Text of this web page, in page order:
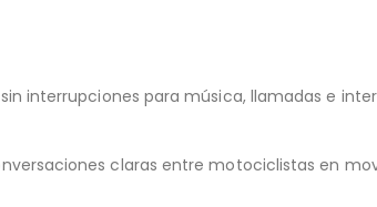
interrupciones para música, llamadas e
claras entre motociclistas en